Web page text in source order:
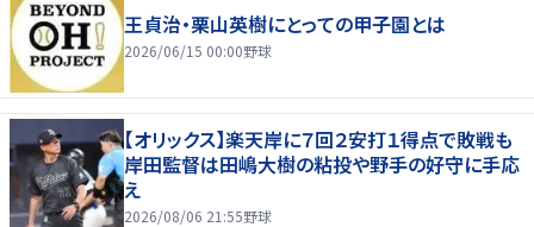
王貞治・栗山英樹にとっての甲子園とは
2026/06/15 00:00野球
【オリックス】楽天岸に７回２安打１得点で敗戦も
岸田監督は田嶋大樹の粘投や野手の好守に手応
え
2026/08/06 21:55野球